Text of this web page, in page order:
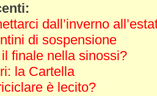
dall’inverno
di sospensione
finale nella sinossi?
la Cartella
è lecito?